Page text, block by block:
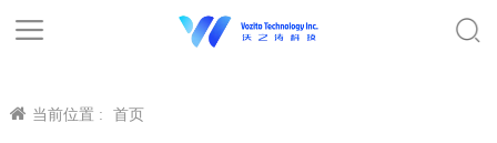
当前位置 : 首页